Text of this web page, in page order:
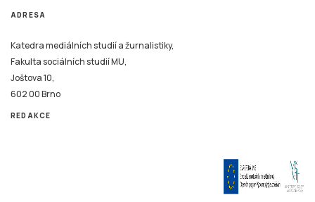
ADRESA
Katedra mediálních studií a žurnalistiky,
Fakulta sociálních studií MU,
Joštova 10,
602 00 Brno
REDAKCE